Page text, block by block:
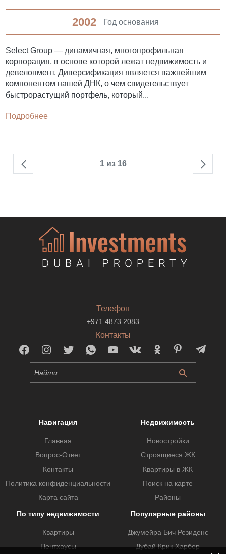
2002 Год основания
Select Group — динамичная, многопрофильная
корпорация, в основе которой лежат недвижимость и
девелопмент. Диверсификация является важнейшим
компонентом нашей ДНК, о чем свидетельствует
быстрорастущий портфель, который...
Подробнее
1 из 16
Телефон
+971 4873 2083
Контакты
Навигация
Главная
Вопрос-Ответ
Контакты
Политика конфиденциальности
Карта сайта
Недвижимость
Новостройки
Строящиеся ЖК
Квартиры в ЖК
Поиск на карте
Районы
По типу недвижимости
Квартиры
Пентхаусы
Популярные районы
Джумейра Бич Резиденс
Дубай Крик Харбор